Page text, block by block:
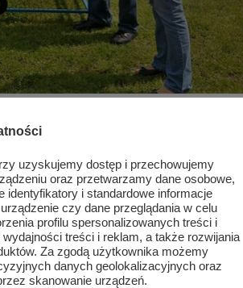
uzyskujemy dostęp i przechowujemy
oraz przetwarzamy dane osobowe,
identyfikatory i standardowe informacje
czy dane przeglądania w celu
profilu spersonalizowanych treści i
wydajności treści i reklam, a także rozwijania
Za zgodą użytkownika możemy
danych geolokalizacyjnych oraz
skanowanie urządzeń.